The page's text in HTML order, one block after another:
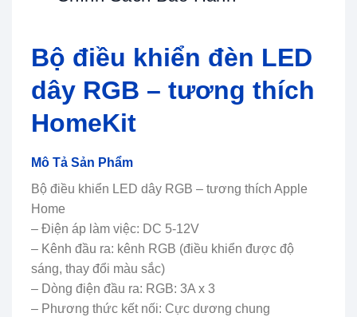
Bộ điều khiển đèn LED
dây RGB – tương thích
HomeKit
Mô Tả Sản Phẩm
Bộ điều khiển LED dây RGB – tương thích Apple
Home
– Điện áp làm việc: DC 5-12V
– Kênh đầu ra: kênh RGB (điều khiển được độ
sáng, thay đổi màu sắc)
– Dòng điện đầu ra: RGB: 3A x 3
– Phương thức kết nối: Cực dương chung